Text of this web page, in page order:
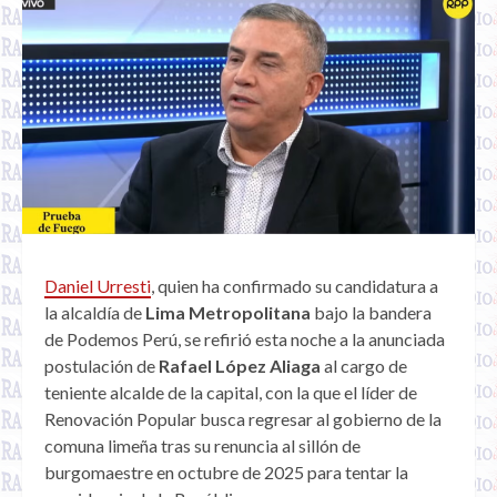
Daniel Urresti, quien ha confirmado su candidatura a
la alcaldía de Lima Metropolitana bajo la bandera
de Podemos Perú, se refirió esta noche a la anunciada
postulación de Rafael López Aliaga al cargo de
teniente alcalde de la capital, con la que el líder de
Renovación Popular busca regresar al gobierno de la
comuna limeña tras su renuncia al sillón de
burgomaestre en octubre de 2025 para tentar la